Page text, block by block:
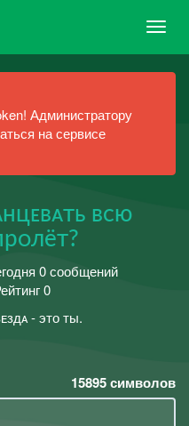
Администратору
на сервисе
вᴄю
0 сообщений
0
- этᴏ ты.
15895символов